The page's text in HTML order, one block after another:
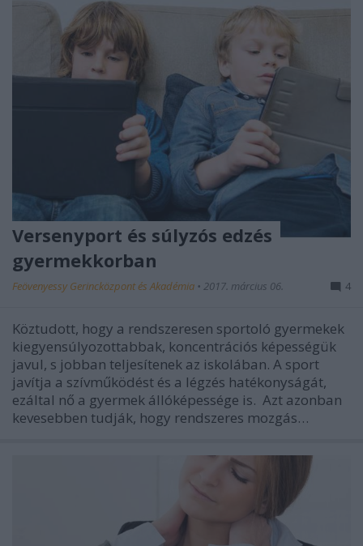
Versenyport és súlyzós edzés
gyermekkorban
Feövenyessy Gerincközpont és Akadémia • 2017. március 06. 4
Köztudott, hogy a rendszeresen sportoló gyermekek
kiegyensúlyozottabbak, koncentrációs képességük
javul, s jobban teljesítenek az iskolában. A sport
javítja a szívműködést és a légzés hatékonyságát,
ezáltal nő a gyermek állóképessége is. Azt azonban
kevesebben tudják, hogy rendszeres mozgás…